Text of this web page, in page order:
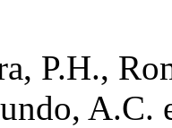
P.H.,
A.C.